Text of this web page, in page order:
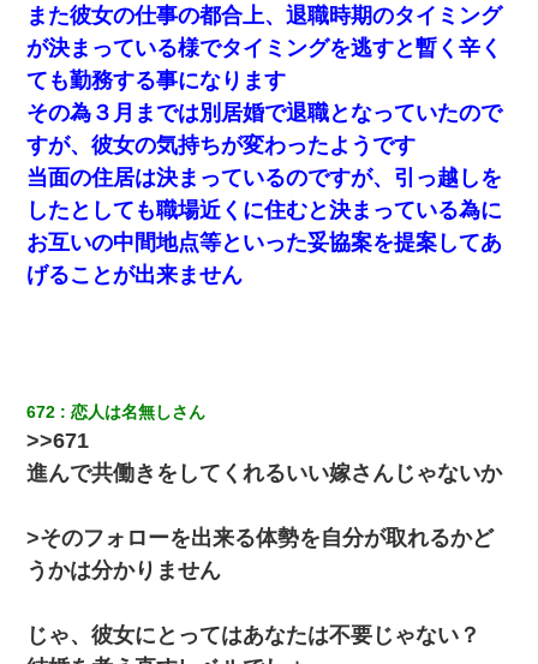
日曜日、会社の窓を見ると同僚の姿。俺（あれ？ディズニーシー
じゃ？）→俺電話「今何してんの？」同僚「シーで並んでるこ
と！」俺「会社にいない？」→次の瞬間、すごい鳥肌が立った
とっさに女児を捕まえたら変質者扱いされた。母親「あっち行っ
てよ！気持ち悪い！（ｼｯｼｯ」→ 後日、俺を見つけた母親がすっ飛
んできて・・・
【悲報】姉と入浴中に大きくなってしまった結果ｗｗｗｗｗｗｗ
ｗ
裁判官「お互いに最後に言いたいことはありますか」バカ夫
「…」A「夫を一発殴らせてほしい」裁判官「どうぞ」
昨日37歳のおばさんと行為したんだけどめちゃくちゃだった
彼にプロポーズされたんだけど、実は資産家だと知って婚約破棄
また彼女の仕事の都合上、退職時期のタイミング
が決まっている様でタイミングを逃すと暫く辛く
ても勤務する事になります
その為３月までは別居婚で退職となっていたので
すが、彼女の気持ちが変わったようです
当面の住居は決まっているのですが、引っ越しを
したとしても職場近くに住むと決まっている為に
お互いの中間地点等といった妥協案を提案してあ
げることが出来ません
672 恋人は名無しさん
>>671
進んで共働きをしてくれるいい嫁さんじゃないか
>そのフォローを出来る体勢を自分が取れるかど
うかは分かりません
じゃ、彼女にとってはあなたは不要じゃない？